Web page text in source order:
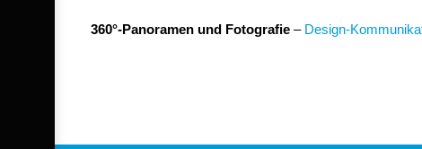
360°-Panoramen und Fotografie – Design-